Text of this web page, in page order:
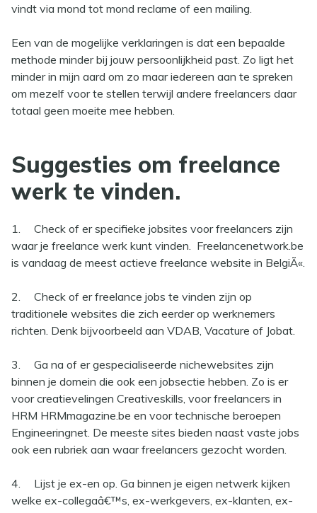
vindt via mond tot mond reclame of een mailing.
Een van de mogelijke verklaringen is dat een bepaalde
methode minder bij jouw persoonlijkheid past. Zo ligt het
minder in mijn aard om zo maar iedereen aan te spreken
om mezelf voor te stellen terwijl andere freelancers daar
totaal geen moeite mee hebben.
Suggesties om freelance
werk te vinden.
1.
Check of er specifieke jobsites voor freelancers zijn
waar je freelance werk kunt vinden. Freelancenetwork.be
is vandaag de meest actieve freelance website in BelgiÃ«.
2.
Check of er freelance jobs te vinden zijn op
traditionele websites die zich eerder op werknemers
richten. Denk bijvoorbeeld aan VDAB, Vacature of Jobat.
3.
Ga na of er gespecialiseerde nichewebsites zijn
binnen je domein die ook een jobsectie hebben. Zo is er
voor creatievelingen Creativeskills, voor freelancers in
HRM HRMmagazine.be en voor technische beroepen
Engineeringnet. De meeste sites bieden naast vaste jobs
ook een rubriek aan waar freelancers gezocht worden.
4.
Lijst je ex-en op. Ga binnen je eigen netwerk kijken
welke ex-collegaâ€™s, ex-werkgevers, ex-klanten, ex-